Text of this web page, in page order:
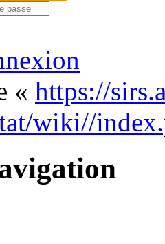
« https://
wiki//